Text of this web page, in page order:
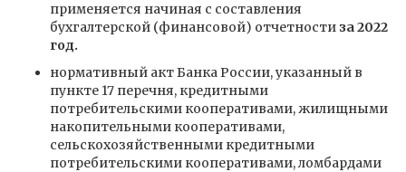
применяется начиная с составления
бухгалтерской (финансовой) отчетности за 2022
год.
нормативный акт Банка России, указанный в
пункте 17 перечня, кредитными
потребительскими кооперативами, жилищными
накопительными кооперативами,
сельскохозяйственными кредитными
потребительскими кооперативами, ломбардами